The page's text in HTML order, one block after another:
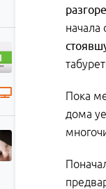
начала
Пока
дома